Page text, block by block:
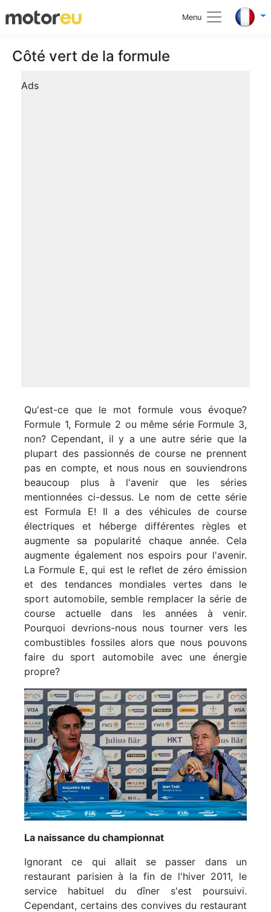
Menu
Côté vert de la formule
Ads
Qu'est-ce que le mot formule vous évoque?
Formule 1, Formule 2 ou même série Formule 3,
non? Cependant, il y a une autre série que la
plupart des passionnés de course ne prennent
pas en compte, et nous nous en souviendrons
beaucoup plus à l'avenir que les séries
mentionnées ci-dessus. Le nom de cette série
est Formula E! Il a des véhicules de course
électriques et héberge différentes règles et
augmente sa popularité chaque année. Cela
augmente également nos espoirs pour l'avenir.
La Formule E, qui est le reflet de zéro émission
et des tendances mondiales vertes dans le
sport automobile, semble remplacer la série de
course actuelle dans les années à venir.
Pourquoi devrions-nous nous tourner vers les
combustibles fossiles alors que nous pouvons
faire du sport automobile avec une énergie
propre?
La naissance du championnat
Ignorant ce qui allait se passer dans un
restaurant parisien à la fin de l'hiver 2011, le
service habituel du dîner s'est poursuivi.
Cependant, certains des convives du restaurant